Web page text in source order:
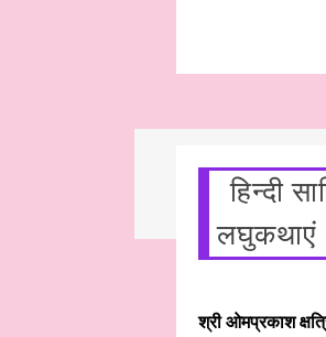
हिन्दी
लघुकथाएं
श्री ओमप्रकाश